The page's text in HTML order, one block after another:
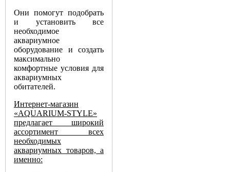
Они помогут подобрать
и установить все
необходимое
аквариумное
оборудование и создать
максимально
комфортные условия для
аквариумных
обитателей.
Интернет-магазин
«AQUARIUM-STYLE»
предлагает широкий
ассортимент всех
необходимых
аквариумных товаров, а
именно: